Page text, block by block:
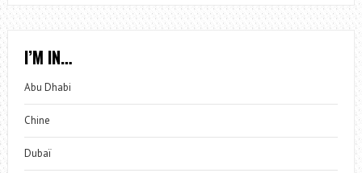
PATRICK
EN
I’M IN…
Abu Dhabi
Chine
Dubaï